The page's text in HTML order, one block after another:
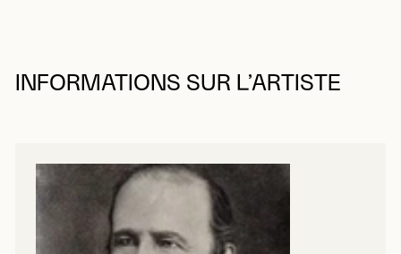
INFORMATIONS SUR L’ARTISTE